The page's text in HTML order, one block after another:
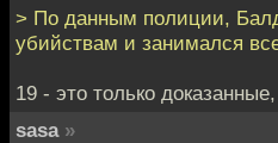
> По данным полиции,
убийствам и занимался
19 - это только
sasa »